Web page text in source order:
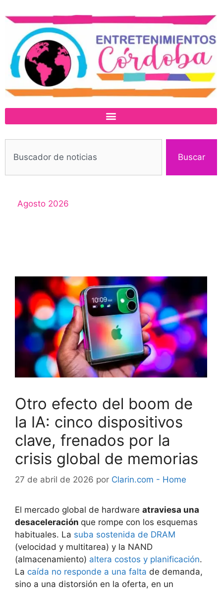
Buscar
Agosto 2026
Otro efecto del boom de
la IA: cinco dispositivos
clave, frenados por la
crisis global de memorias
27 de abril de 2026 por Clarin.com - Home
El mercado global de hardware atraviesa una
desaceleración que rompe con los esquemas
habituales. La suba sostenida de DRAM
(velocidad y multitarea) y la NAND
(almacenamiento) altera costos y planificación.
La caída no responde a una falta de demanda,
sino a una distorsión en la oferta, en un